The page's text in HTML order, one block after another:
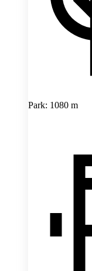
Park: 1080 m